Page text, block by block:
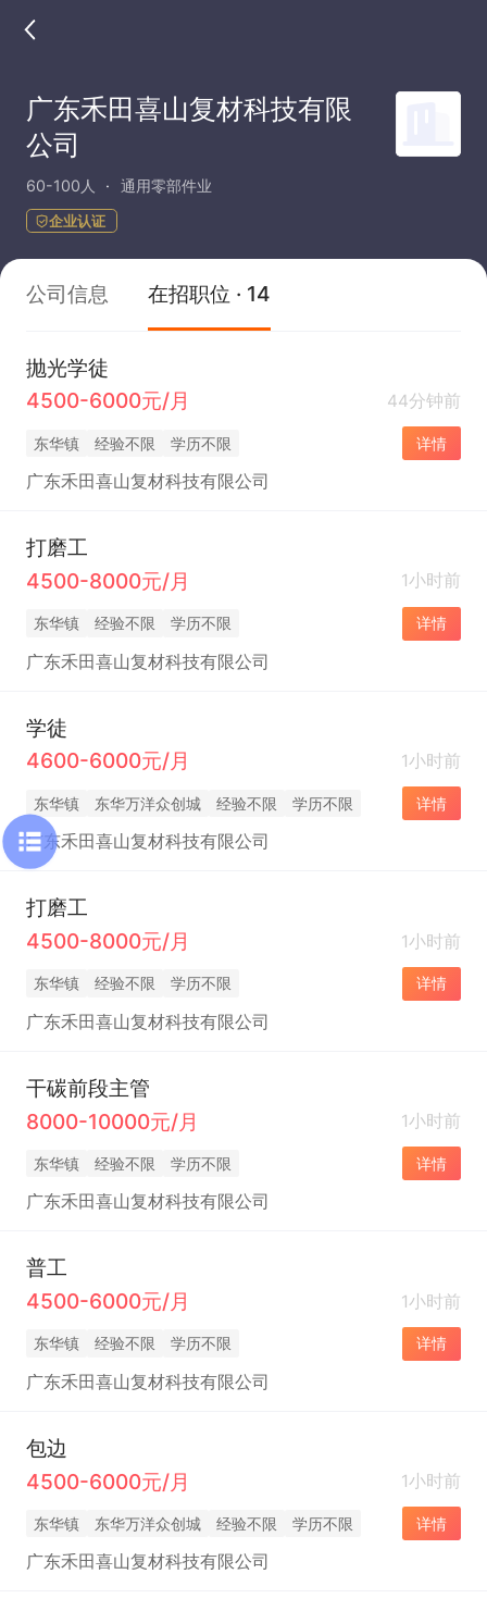
广东禾田喜山复材科技有限
公司
60-100人 通用零部件业
企业认证
公司信息 在招职位 · 14
抛光学徒
4500-6000元/月
44分钟前
东华镇 经验不限 学历不限 详情
广东禾田喜山复材科技有限公司
打磨工
4500-8000元/月
1小时前
东华镇 经验不限 学历不限 详情
广东禾田喜山复材科技有限公司
学徒
4600-6000元/月
1小时前
东华镇 东华万洋众创城 经验不限 学历不限 详情
广东禾田喜山复材科技有限公司
打磨工
4500-8000元/月
1小时前
东华镇 经验不限 学历不限 详情
广东禾田喜山复材科技有限公司
干碳前段主管
8000-10000元/月
1小时前
东华镇 经验不限 学历不限 详情
广东禾田喜山复材科技有限公司
普工
4500-6000元/月
1小时前
东华镇 经验不限 学历不限 详情
广东禾田喜山复材科技有限公司
包边
4500-6000元/月
1小时前
东华镇 东华万洋众创城 经验不限 学历不限 详情
广东禾田喜山复材科技有限公司